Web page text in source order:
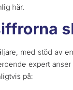
här.
med stöd av
expert
på: